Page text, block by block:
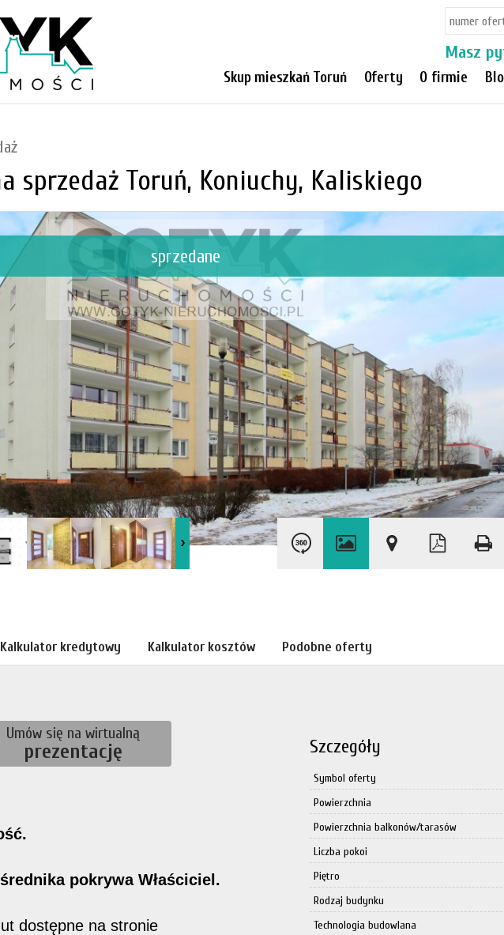
Masz
Skup mieszkań Toruń Oferty O firmie
sprzedaż Toruń, Koniuchy, Kaliskiego
sprzedane
Kalkulator kredytowy Kalkulator kosztów Podobne oferty
Umów się na wirtualną
prezentację
pokrywa Właściciel.
dostępne na stronie
Szczegóły
Symbol oferty
Powierzchnia
Powierzchnia balkonów/tarasów
Liczba pokoi
Piętro
Rodzaj budynku
Technologia budowlana